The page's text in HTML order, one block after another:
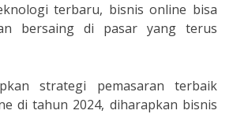
terbaru, bisnis online bisa
bersaing di pasar yang terus
strategi pemasaran terbaik
di tahun 2024, diharapkan bisnis